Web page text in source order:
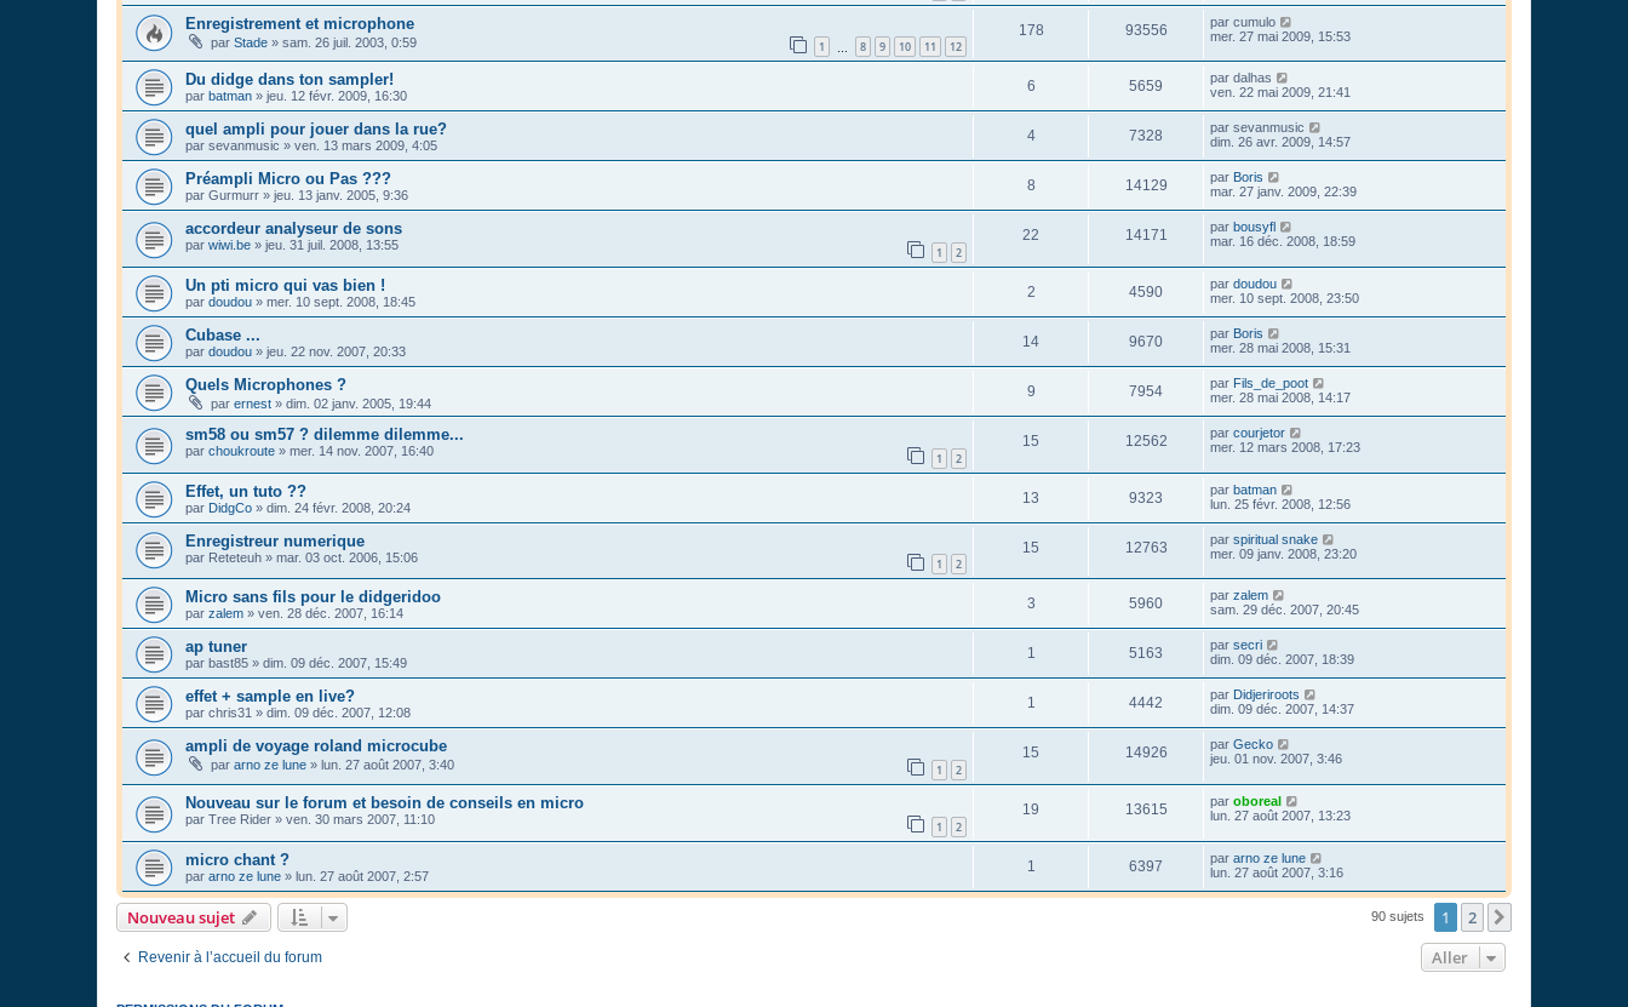
Enregistrement et microphone
par Stade » sam. 26 juil. 2003, 0:59 1 8 9 10 11 12
178 93556 par cumulo
mer. 27 mai 2009, 15:53
Du didge dans ton sampler!
par batman » jeu. 12 févr. 2009, 16:30
6 5659 par dalhas
ven. 22 mai 2009, 21:41
quel ampli pour jouer dans la rue?
par sevanmusic » ven. 13 mars 2009, 4:05
4 7328 par sevanmusic
dim. 26 avr. 2009, 14:57
Préampli Micro ou Pas ???
par Gurmurr » jeu. 13 janv. 2005, 9:36
8 14129 par Boris
mar. 27 janv. 2009, 22:39
accordeur analyseur de sons
par wiwi.be » jeu. 31 juil. 2008, 13:55 1 2
22 14171 par bousyfl
mar. 16 déc. 2008, 18:59
Un pti micro qui vas bien !
par doudou » mer. 10 sept. 2008, 18:45
2 4590 par doudou
mer. 10 sept. 2008, 23:50
Cubase ...
par doudou » jeu. 22 nov. 2007, 20:33
14 9670 par Boris
mer. 28 mai 2008, 15:31
Quels Microphones ?
par ernest » dim. 02 janv. 2005, 19:44
9 7954 par Fils_de_poot
mer. 28 mai 2008, 14:17
sm58 ou sm57 ? dilemme dilemme...
par choukroute » mer. 14 nov. 2007, 16:40 1 2
15 12562 par courjetor
mer. 12 mars 2008, 17:23
Effet, un tuto ??
par DidgCo » dim. 24 févr. 2008, 20:24
13 9323 par batman
lun. 25 févr. 2008, 12:56
Enregistreur numerique
par Reteteuh » mar. 03 oct. 2006, 15:06 1 2
15 12763 par spiritual snake
mer. 09 janv. 2008, 23:20
Micro sans fils pour le didgeridoo
par zalem » ven. 28 déc. 2007, 16:14
3 5960 par zalem
sam. 29 déc. 2007, 20:45
ap tuner
par bast85 » dim. 09 déc. 2007, 15:49
1 5163 par secri
dim. 09 déc. 2007, 18:39
effet + sample en live?
par chris31 » dim. 09 déc. 2007, 12:08
1 4442 par Didjeriroots
dim. 09 déc. 2007, 14:37
ampli de voyage roland microcube
par arno ze lune » lun. 27 août 2007, 3:40 1 2
15 14926 par Gecko
jeu. 01 nov. 2007, 3:46
Nouveau sur le forum et besoin de conseils en micro
par Tree Rider » ven. 30 mars 2007, 11:10 1 2
19 13615 par oboreal
lun. 27 août 2007, 13:23
micro chant ?
par arno ze lune » lun. 27 août 2007, 2:57
1 6397 par arno ze lune
lun. 27 août 2007, 3:16
Nouveau sujet 90 sujets 1 2
Revenir à l’accueil du forum Aller